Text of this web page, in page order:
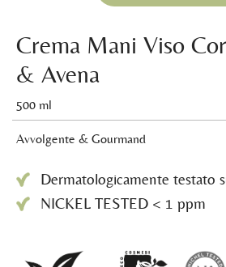
Crema Mani Viso
& Avena
500 ml
Avvolgente & Gourmand
Dermatologicamente testato
NICKEL TESTED < 1 ppm